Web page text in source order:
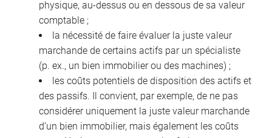
physique, au-dessus ou en dessous de sa valeur
comptable ;
la nécessité de faire évaluer la juste valeur
marchande de certains actifs par un spécialiste
(p. ex., un bien immobilier ou des machines) ;
les coûts potentiels de disposition des actifs et
des passifs. Il convient, par exemple, de ne pas
considérer uniquement la juste valeur marchande
d’un bien immobilier, mais également les coûts